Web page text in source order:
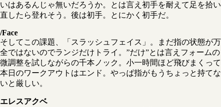
いはあるんじゃ無いだろうか。とは言え初手を耐えて足を拾い
直したら登れそう。後は初手。とにかく初手だ。
/Face
そしてこの課題、「スラッシュフェイス」。まだ指の状態が万
全ではないのでランジだけトライ。”だけ”とは言えフォームの
微調整を試しながらの千本ノック。小一時間ほど飛びまくって
本日のワークアウトはエンド。やっぱ指がもうちょっと持てな
いと厳しい。
エレスアクベ